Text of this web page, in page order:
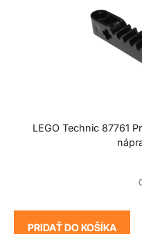
LEGO Technic 87761
PRIDAŤ DO KOŠÍKA